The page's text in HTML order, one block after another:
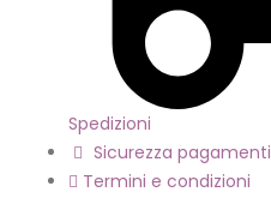
Spedizioni
Sicurezza pagamenti
Termini e condizioni